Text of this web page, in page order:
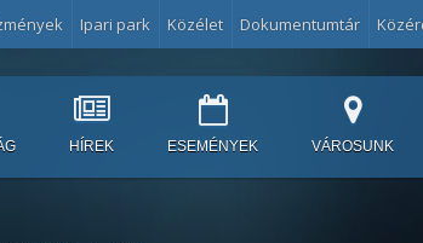
Ipari park Közélet Dokumentumtár
HÍREK ESEMÉNYEK VÁROSUNK